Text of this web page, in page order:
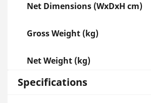
Net Dimensions (WxDxH cm)
Gross Weight (kg)
Net Weight (kg)
Specifications